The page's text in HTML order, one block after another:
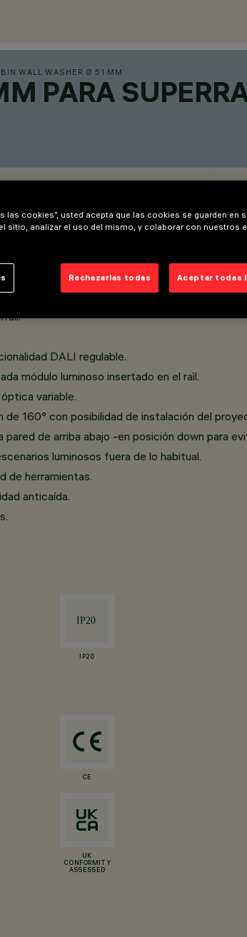
WALL WASHER Ø 51 MM
PARA
DALI regulable.
módulo luminoso insertado en el raìl.
variable.
160° con posibilidad de instalación del
de arriba abajo -en posición down para
luminosos fuera de lo habitual.
de herramientas.
anticaída.
IP20
CE
UK
CONFORMITY
ASSESSED
las cookies”, usted acepta que las cookies se guarden en
sitio, analizar el uso del mismo, y colaborar con nuestros
Rechazarlas todas Aceptar todas